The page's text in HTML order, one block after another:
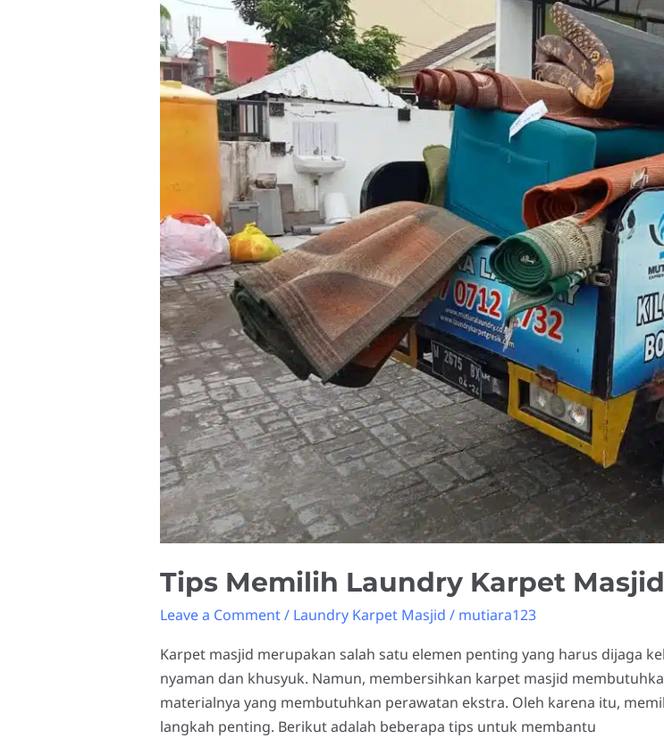
Tips Memilih Laundry Karpet Masjid
Leave a Comment/ Laundry Karpet Masjid / mutiara123
Karpet masjid merupakan salah satu elemen penting yang harus dijaga
nyaman dan khusyuk. Namun, membersihkan karpet masjid
materialnya yang membutuhkan perawatan ekstra. Oleh karena itu,
langkah penting. Berikut adalah beberapa tips untuk membantu